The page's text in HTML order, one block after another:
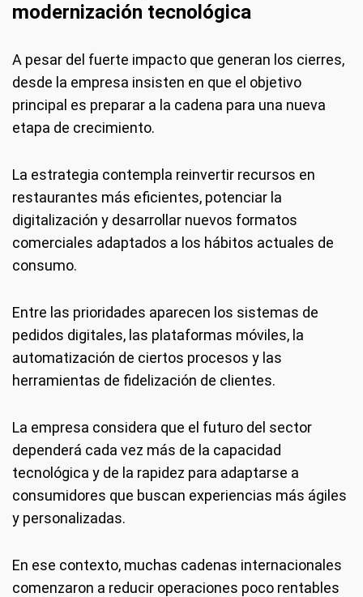
modernización tecnológica
A pesar del fuerte impacto que generan los cierres,
desde la empresa insisten en que el objetivo
principal es preparar a la cadena para una nueva
etapa de crecimiento.
La estrategia contempla reinvertir recursos en
restaurantes más eficientes, potenciar la
digitalización y desarrollar nuevos formatos
comerciales adaptados a los hábitos actuales de
consumo.
Entre las prioridades aparecen los sistemas de
pedidos digitales, las plataformas móviles, la
automatización de ciertos procesos y las
herramientas de fidelización de clientes.
La empresa considera que el futuro del sector
dependerá cada vez más de la capacidad
tecnológica y de la rapidez para adaptarse a
consumidores que buscan experiencias más ágiles
y personalizadas.
En ese contexto, muchas cadenas internacionales
comenzaron a reducir operaciones poco rentables